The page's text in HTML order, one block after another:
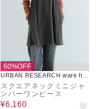
60%OFF
URBAN RESEARCH ware ho
use
スクエアネックミニジャ
ンパーワンピース
¥6,160